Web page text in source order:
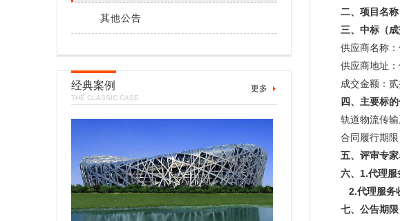
其他公告
经典案例
THE CLASSIC CASE
更多
二、项目名
三、中标（
供应商名称
供应商地址
成交金额：
四、主要标的
轨道物流传
合同履行期限
五、评审专家
六、1.代理服
2.代理服务
七、公告期限